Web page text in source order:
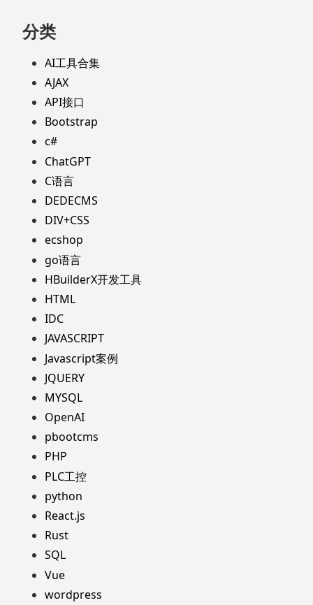
分类
AI工具合集
AJAX
API接口
Bootstrap
c#
ChatGPT
C语言
DEDECMS
DIV+CSS
ecshop
go语言
HBuilderX开发工具
HTML
IDC
JAVASCRIPT
Javascript案例
JQUERY
MYSQL
OpenAI
pbootcms
PHP
PLC工控
python
React.js
Rust
SQL
Vue
wordpress